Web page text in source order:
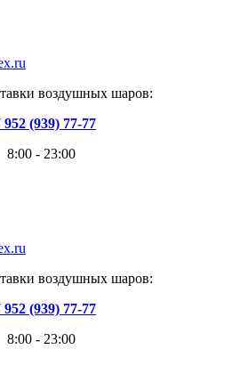
воздушных шаров:
952 (939) 77-77
8:00 - 23:00
воздушных шаров:
952 (939) 77-77
8:00 - 23:00